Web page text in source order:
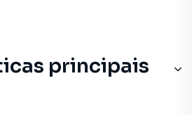
principais